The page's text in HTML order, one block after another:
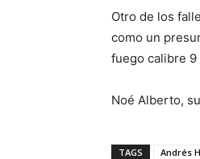
Otro de los
como un
fuego calibre
Noé Alberto,
TAGS Andrés